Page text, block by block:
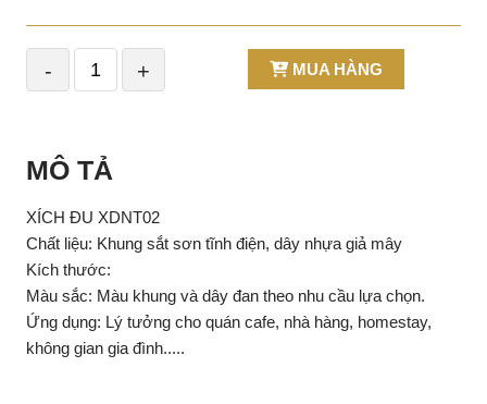
- + MUA HÀNG
MÔ TẢ
XÍCH ĐU XDNT02
Chất liệu: Khung sắt sơn tĩnh điện, dây nhựa giả mây
Kích thước:
Màu sắc: Màu khung và dây đan theo nhu cầu lựa chọn.
Ứng dụng: Lý tưởng cho quán cafe, nhà hàng, homestay,
không gian gia đình.....